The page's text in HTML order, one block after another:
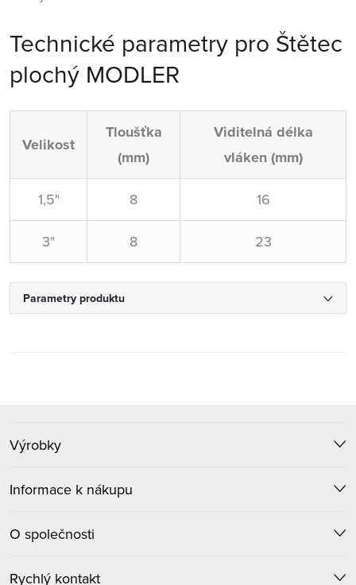
Technické parametry pro Štětec
plochý MODLER
Velikost
Tloušťka
(mm)
Viditelná délka
vláken (mm)
1,5" 8 16
3" 8 23
Parametry produktu
á
p
a
Výrobky
Informace k nákupu
O společnosti
Rychlý kontakt